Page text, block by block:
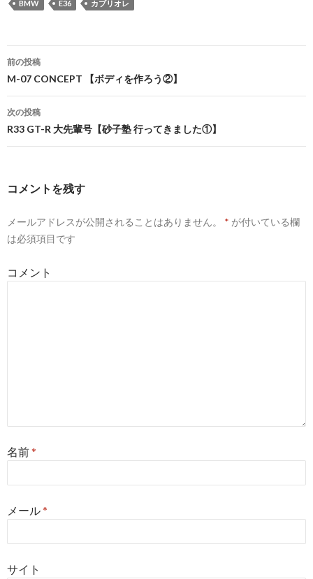
BMW E36 カブリオレ
投
稿
ナ
ゲ
シ
ン
前の投稿
M-07 CONCEPT 【ボディを作ろう②】
次の投稿
R33 GT-R 大先輩号【砂子塾 行ってきました①】
コメントを残す
メールアドレスが公開されることはありません。 * が付いている欄
は必須項目です
コメント
名前*
メール*
サイト